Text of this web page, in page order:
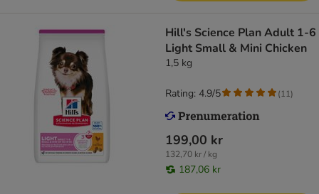
Hill's Science Plan Adult 1-6
Light Small & Mini Chicken
1,5 kg
199,00 kr
132,70 kr / kg
187,06 kr
Rating: 4.9/5 (11)